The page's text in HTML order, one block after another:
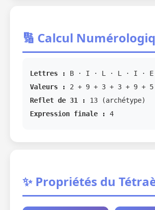
🔢 Calcul
Lettres :
B · I · L · L · I · E
Valeurs :
2 + 9 + 3 + 3 + 9 + 5
Reflet de 31 :
13 (archétype)
Expression finale :
4
✨ Propriétés du